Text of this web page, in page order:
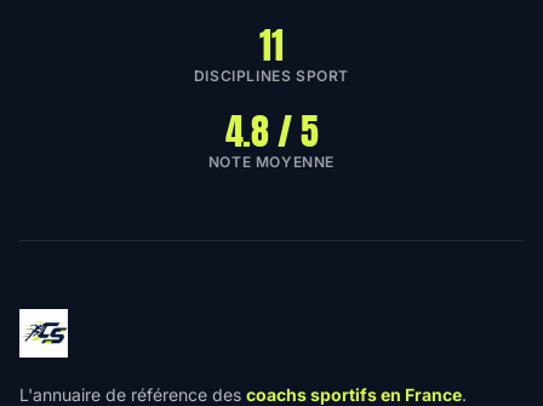
11
DISCIPLINES SPORT
4.8 / 5
NOTE MOYENNE
L'annuaire de référence des coachs sportifs en France.